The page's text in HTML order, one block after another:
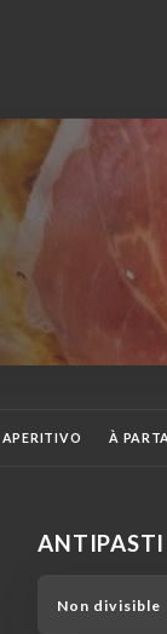
APERITIVO À
VINS EN CARAFE
ANTIPASTI
Non divisible